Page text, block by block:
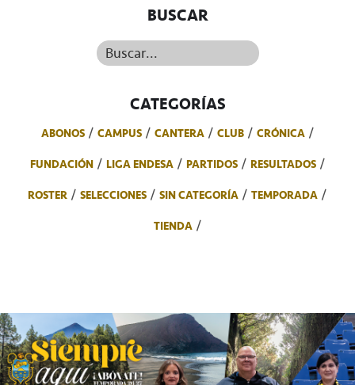
BUSCAR
Buscar...
CATEGORÍAS
ABONOS CAMPUS CANTERA CLUB
CRÓNICA
FUNDACIÓN
LIGA ENDESA PARTIDOS
RESULTADOS
ROSTER
SELECCIONES SIN CATEGORÍA
TEMPORADA
TIENDA